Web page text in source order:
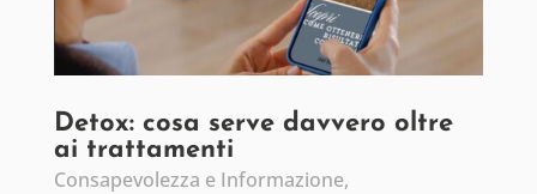
Detox: cosa serve davvero oltre
ai trattamenti
Consapevolezza e Informazione,